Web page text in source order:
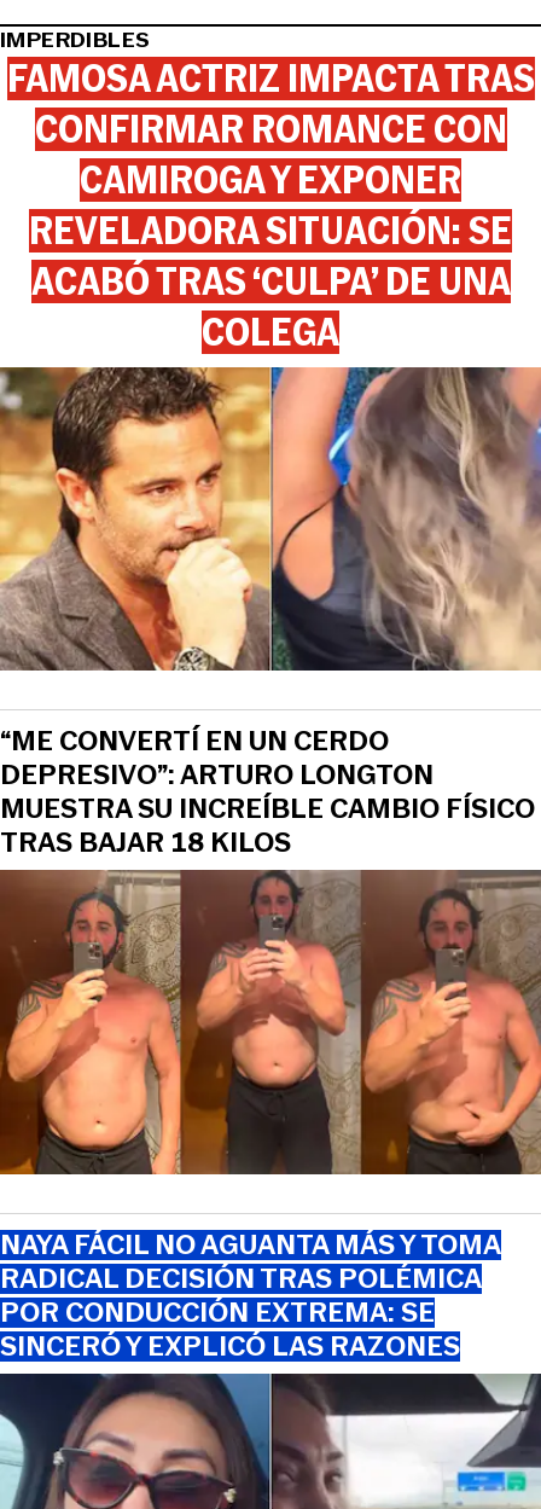
IMPERDIBLES
FAMOSA ACTRIZ IMPACTA TRAS
CONFIRMAR ROMANCE CON
CAMIROGA Y EXPONER
REVELADORA SITUACIÓN: SE
ACABÓ TRAS ‘CULPA’ DE UNA
COLEGA
“ME CONVERTÍ EN UN CERDO
DEPRESIVO”: ARTURO LONGTON
MUESTRA SU INCREÍBLE CAMBIO FÍSICO
TRAS BAJAR 18 KILOS
NAYA FÁCIL NO AGUANTA MÁS Y TOMA
RADICAL DECISIÓN TRAS POLÉMICA
POR CONDUCCIÓN EXTREMA: SE
SINCERÓ Y EXPLICÓ LAS RAZONES